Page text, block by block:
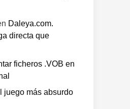
Daleya.com.
directa que
ficheros .VOB en
juego más absurdo